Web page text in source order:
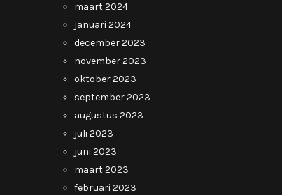
maart 2024
januari 2024
december 2023
november 2023
oktober 2023
september 2023
augustus 2023
juli 2023
juni 2023
maart 2023
februari 2023